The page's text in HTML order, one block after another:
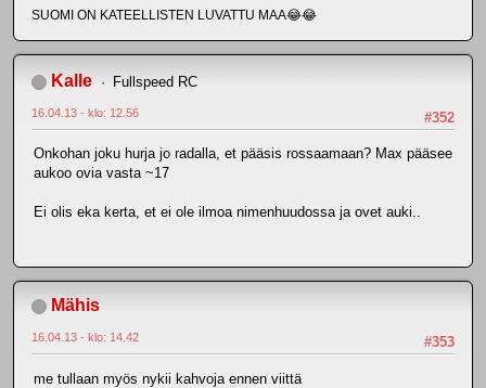
SUOMI ON KATEELLISTEN LUVATTU MAA😂😂
Kalle Fullspeed RC
#352
16.04.13 - klo: 12.56
Onkohan joku hurja jo radalla, et pääsis rossaamaan? Max pääsee
aukoo ovia vasta ~17
Ei olis eka kerta, et ei ole ilmoa nimenhuudossa ja ovet auki..
Mähis
#353
16.04.13 - klo: 14.42
me tullaan myös nykii kahvoja ennen viittä